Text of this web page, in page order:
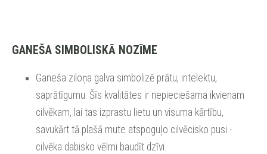
GANEŠA SIMBOLISKĀ NOZĪME
Ganeša ziloņa galva simbolizē prātu, intelektu,
saprātīgumu. Šīs kvalitātes ir nepieciešama ikvienam
cilvēkam, lai tas izprastu lietu un visuma kārtību,
savukārt tā plašā mute atspoguļo cilvēcisko pusi -
cilvēka dabisko vēlmi baudīt dzīvi.